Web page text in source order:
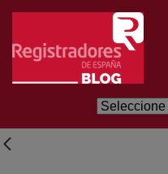
Saltar al contenido principal